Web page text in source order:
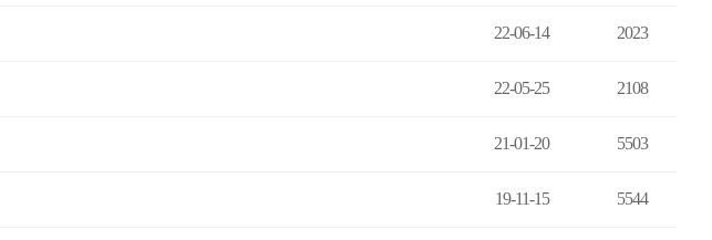
22-06-14 2023
22-05-25 2108
21-01-20 5503
19-11-15 5544